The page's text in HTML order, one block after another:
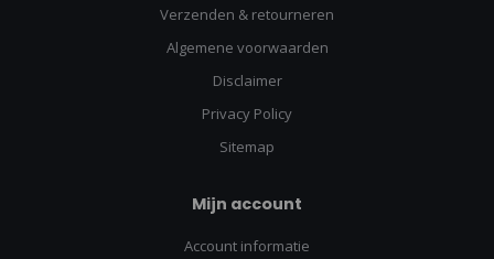
Verzenden & retourneren
Algemene voorwaarden
Disclaimer
Privacy Policy
Sitemap
Mijn account
Account informatie